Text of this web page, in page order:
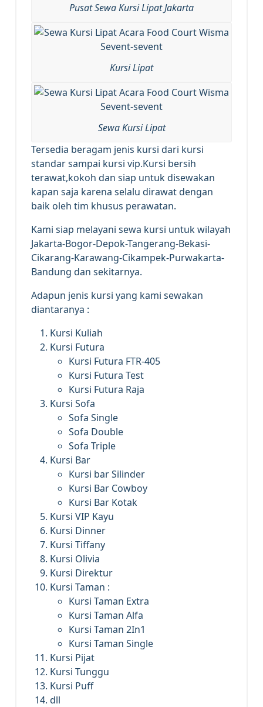
Pusat Sewa Kursi Lipat Jakarta
Kursi Lipat
Sewa Kursi Lipat
Tersedia beragam jenis kursi dari kursi
standar sampai kursi vip.Kursi bersih
terawat,kokoh dan siap untuk disewakan
kapan saja karena selalu dirawat dengan
baik oleh tim khusus perawatan.
Kami siap melayani sewa kursi untuk wilayah
Jakarta-Bogor-Depok-Tangerang-Bekasi-
Cikarang-Karawang-Cikampek-Purwakarta-
Bandung dan sekitarnya.
Adapun jenis kursi yang kami sewakan
diantaranya :
Kursi Kuliah
Kursi Futura
Kursi Futura FTR-405
Kursi Futura Test
Kursi Futura Raja
Kursi Sofa
Sofa Single
Sofa Double
Sofa Triple
Kursi Bar
Kursi bar Silinder
Kursi Bar Cowboy
Kursi Bar Kotak
Kursi VIP Kayu
Kursi Dinner
Kursi Tiffany
Kursi Olivia
Kursi Direktur
Kursi Taman :
Kursi Taman Extra
Kursi Taman Alfa
Kursi Taman 2In1
Kursi Taman Single
Kursi Pijat
Kursi Tunggu
Kursi Puff
dll